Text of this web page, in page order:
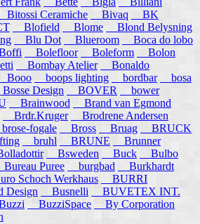
Bitossi Ceramiche Bivaq
BK
Blofield Blome Blond Belysning
Blu Dot Blueroom
Boca do lobo
Bolefloor Boleform
Bolon
Bombay Atelier
Bonaldo
Booo boops lighting bordbar
bosa
Design BOVER
bower
Brainwood
Brand van Egmond
Brdr.Kruger
Brodrene Andersen
fogale Bross Bruag
BRUCK
bruhl BRUNE
Brunner
Bsweden Buck
Bulbo
Puree burgbad
Burkhardt
Schoch Werkhaus
BURRI
Design
Busnelli
BUVETEX INT.
BuzziSpace By Corporation